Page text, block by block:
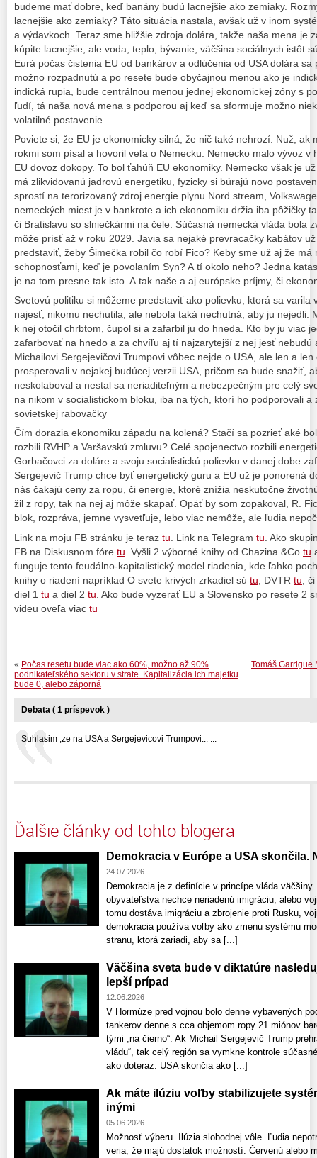
budeme mať dobre, keď banány budú lacnejšie ako zemiaky.
lacnejšie ako zemiaky? Táto situácia nastala, avšak už v inom
a výdavkoch. Teraz sme bližšie zdroja dolára, takže naša mena je
kúpite lacnejšie, ale voda, teplo, bývanie, väčšina sociálnych istôt
Eurá počas čistenia EU od bankárov a odlúčenia od USA dolára
možno rozpadnutú a po resete bude obyčajnou menou ako je
indická rupia, bude centrálnou menou jednej ekonomickej zóny s
ľudí, tá naša nová mena s podporou aj keď sa sformuje možno
volatilné postavenie
Poviete si, že EU je ekonomicky silná, že nič také nehrozí. Nuž, ak
rokmi som písal a hovoril veľa o Nemecku. Nemecko malo vývoz v
EU dovoz dokopy. To bol ťahúň EU ekonomiky. Nemecko však je
má zlikvidovanú jadrovú energetiku, fyzicky si búrajú novo
sprostí na terorizovaný zdroj energie plynu Nord stream,
nemeckých miest je v bankrote a ich ekonomiku držia iba pôžičky
či Bratislavu so slniečkármi na čele. Súčasná nemecká vláda bola
môže prísť až v roku 2029. Javia sa nejaké prevracačky kabátov
predstaviť, žeby Šimečka robil čo robí Fico? Keby sme už aj že má
schopnosťami, keď je povolaním Syn? A tí okolo neho? Jedna
je na tom presne tak isto. A tak naše a aj európske príjmy, či
Svetovú politiku si môžeme predstaviť ako polievku, ktorá sa varila
najesť, nikomu nechutila, ale nebola taká nechutná, aby ju nejedli.
k nej otočil chrbtom, čupol si a zafarbil ju do hneda. Kto by ju viac
zafarbovať na hnedo a za chvíľu aj tí najzarytejší z nej jesť nebudú
Michailovi Sergejevičovi Trumpovi vôbec nejde o USA, ale len a
prosperovali v nejakej budúcej verzii USA, pričom sa bude snažiť,
neskolaboval a nestal sa neriaditeľným a nebezpečným pre celý
na nikom v socialistickom bloku, iba na tých, ktorí ho podporovali a
sovietskej rabovačky
Čím dorazia ekonomiku západu na kolená? Stačí sa pozrieť aké
rozbili RVHP a Varšavskú zmluvu? Celé spojenectvo rozbili
Gorbačovci za doláre a svoju socialistickú polievku v danej dobe
Sergejevič Trump chce byť energetický guru a EU už je ponorená
nás čakajú ceny za ropu, či energie, ktoré znížia neskutočne
žil z ropy, tak na nej aj môže skapať. Opäť by som zopakoval, R.
blok, rozpráva, jemne vysvetľuje, lebo viac nemôže, ale ľudia
Link na moju FB stránku je teraz tu . Link na Telegram tu . Ako
FB na Diskusnom fóre tu . Vyšli 2 výborné knihy od Chazina &Co tu
funguje tento feudálno-kapitalistický model riadenia, kde ľahko
knihy o riadení napríklad O svete krivých zrkadiel sú tu , DVTR tu ,
diel 1 tu a diel 2 tu . Ako bude vyzerať EU a Slovensko po resete 2
videu oveľa viac tu
Tomáš Garrigue
« Počas resetu bude viac ako 60%, možno až 90%
podnikateľského sektoru v strate. Kapitalizácia ich majetku
bude 0, alebo záporná
Debata ( 1 príspevok )
Suhlasim ,ze na USA a Sergejevicovi Trumpovi... ...
Ďalšie články od tohto blogera
Demokracia v Európe a USA skončila.
24.07.2026
Demokracia je z definície v princípe vláda
obyvateľstva nechce neriadenú imigráciu, alebo
tomu dostáva imigráciu a zbrojenie proti Rusku,
demokracia používa voľby ako zmenu systému
stranu, ktorá zariadi, aby sa [...]
Väčšina sveta bude v diktatúre
lepší prípad
12.06.2026
V Hormúze pred vojnou bolo denne vybavených
tankerov denne s cca objemom ropy 21 miónov
tými „na čierno“. Ak Michail Sergejevič Trump
vládu“, tak celý región sa vymkne kontrole
ako doteraz. USA skončia ako [...]
Ak máte ilúziu voľby stabilizujete
inými
05.06.2026
Možnosť výberu. Ilúzia slobodnej vôle. Ľudia
veria, že majú dostatok možností. Červenú alebo